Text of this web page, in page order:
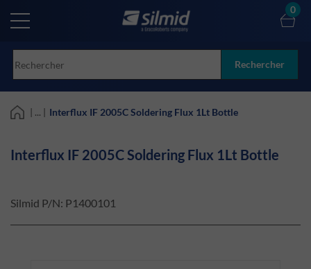
main
Rechercher
0
| ... | Interflux IF 2005C Soldering Flux 1Lt Bottle
Interflux IF 2005C Soldering Flux 1Lt Bottle
Silmid P/N: P1400101